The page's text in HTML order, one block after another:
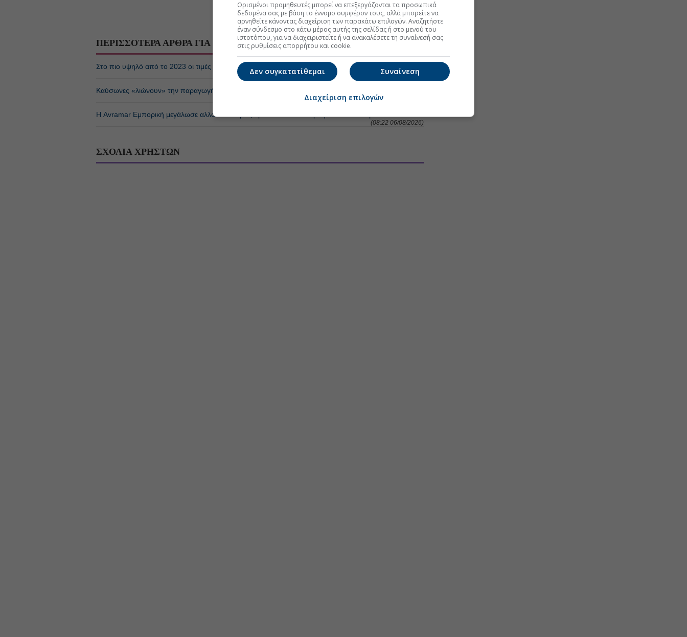
ΠΕΡΙΣΣΟΤΕΡΑ ΑΡΘΡΑ ΓΙΑ ΤΡΟΦΙΜΑ - ΠΟΤΑ
Στο πιο υψηλό από το 2023 οι τιμές τροφίμων παγκοσμίως - Αλμα για ζάχαρη και σιτηρά
(12:23 07/08/2026)
Καύσωνες «λιώνουν» την παραγωγή ζάχαρης στην Ευρώπη - Η μικρότερη παραγωγή από το 2015
(08:53 07/08/2026)
Η Avramar Εμπορική μεγάλωσε αλλά οι ισοτιμίες «ροκάνισαν» τα κέρδη-Το αποτύπωμα του 2025
(08:22 06/08/2026)
ΣΧΟΛΙΑ ΧΡΗΣΤΩΝ
Ορισμένοι προμηθευτές μπορεί να επεξεργάζονται τα προσωπικά
δεδομένα σας με βάση το έννομο συμφέρον τους, αλλά μπορείτε να
αρνηθείτε κάνοντας διαχείριση των παρακάτω επιλογών. Αναζητήστε
έναν σύνδεσμο στο κάτω μέρος αυτής της σελίδας ή στο μενού του
ιστοτόπου, για να διαχειριστείτε ή να ανακαλέσετε τη συναίνεσή σας
στις ρυθμίσεις απορρήτου και cookie.
Συναίνεση
Δεν συγκατατίθεμαι
Διαχείριση επιλογών